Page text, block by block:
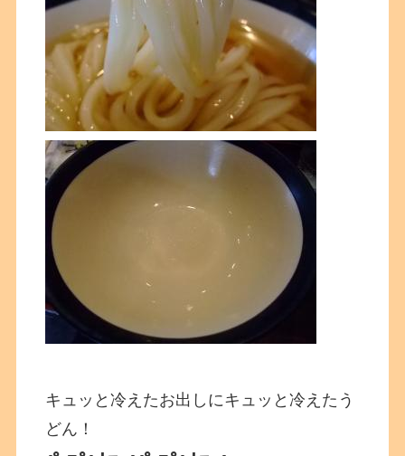
キュッと冷えたお出しにキュッと冷えたう
どん！